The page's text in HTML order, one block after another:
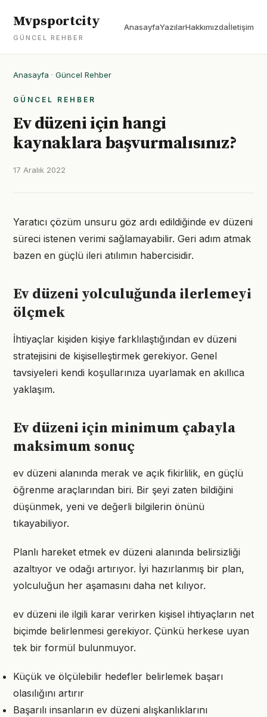
Mvpsportcity
GÜNCEL REHBER
AnasayfaYazılarHakkımızdaİletişim
Anasayfa · Güncel Rehber
GÜNCEL REHBER
Ev düzeni için hangi
kaynaklara başvurmalısınız?
17 Aralık 2022
Yaratıcı çözüm unsuru göz ardı edildiğinde ev düzeni
süreci istenen verimi sağlamayabilir. Geri adım atmak
bazen en güçlü ileri atılımın habercisidir.
Ev düzeni yolculuğunda ilerlemeyi
ölçmek
İhtiyaçlar kişiden kişiye farklılaştığından ev düzeni
stratejisini de kişiselleştirmek gerekiyor. Genel
tavsiyeleri kendi koşullarınıza uyarlamak en akıllıca
yaklaşım.
Ev düzeni için minimum çabayla
maksimum sonuç
ev düzeni alanında merak ve açık fikirlilik, en güçlü
öğrenme araçlarından biri. Bir şeyi zaten bildiğini
düşünmek, yeni ve değerli bilgilerin önünü
tıkayabiliyor.
Planlı hareket etmek ev düzeni alanında belirsizliği
azaltıyor ve odağı artırıyor. İyi hazırlanmış bir plan,
yolculuğun her aşamasını daha net kılıyor.
ev düzeni ile ilgili karar verirken kişisel ihtiyaçların net
biçimde belirlenmesi gerekiyor. Çünkü herkese uyan
tek bir formül bulunmuyor.
Küçük ve ölçülebilir hedefler belirlemek başarı
olasılığını artırır
Başarılı insanların ev düzeni alışkanlıklarını